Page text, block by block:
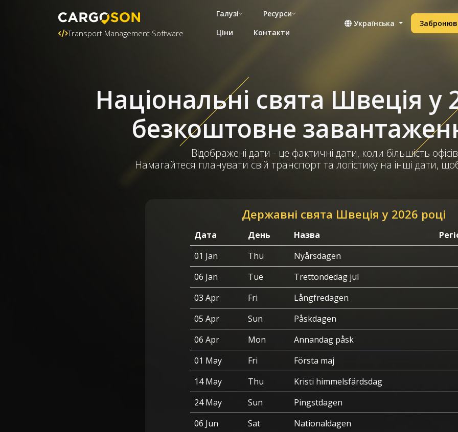
Transport Management Software
Галузі
Ресурси
Ціни
Контакти
Українська
Національні свята Швеція у
безкоштовне
Відображені дати - це фактичні дати, коли більшість
Намагайтеся планувати свій транспорт та логістику на інші дати,
Державні свята Швеція у 2026 році
Дата День Назва
01 Jan
Thu
Nyårsdagen
06 Jan
Tue
Trettondedag jul
03 Apr
Fri
Långfredagen
05 Apr
Sun
Påskdagen
06 Apr
Mon
Annandag påsk
01 May
Fri
Första maj
14 May
Thu
Kristi himmelsfärdsdag
24 May
Sun
Pingstdagen
06 Jun
Sat
Nationaldagen